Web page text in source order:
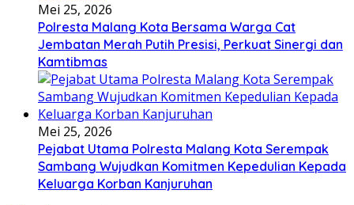
Mei 25, 2026
Polresta Malang Kota Bersama Warga Cat
Jembatan Merah Putih Presisi, Perkuat Sinergi dan
Kamtibmas
Mei 25, 2026
Pejabat Utama Polresta Malang Kota Serempak
Sambang Wujudkan Komitmen Kepedulian Kepada
Keluarga Korban Kanjuruhan